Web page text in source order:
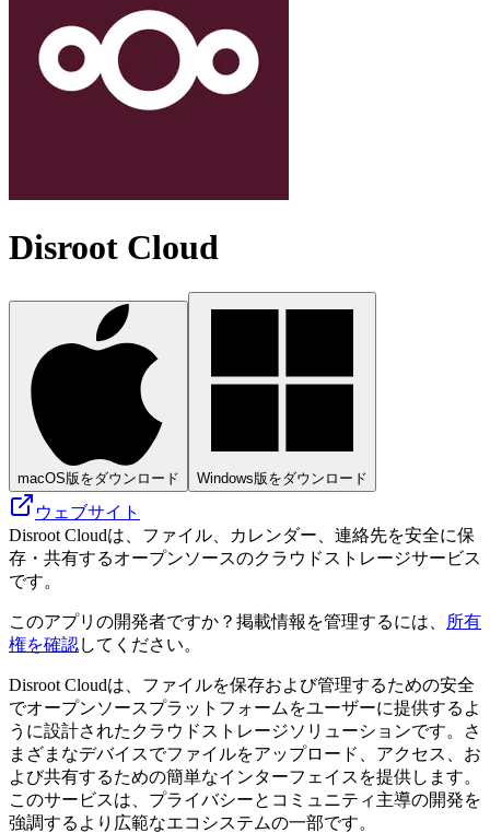
Disroot Cloud
macOS版をダウンロード Windows版をダウンロード
ウェブサイト
Disroot Cloudは、ファイル、カレンダー、連絡先を安全に保
存・共有するオープンソースのクラウドストレージサービス
です。
このアプリの開発者ですか？掲載情報を管理するには、
所有
権を確認してください。
Disroot Cloudは、ファイルを保存および管理するための安全
でオープンソースプラットフォームをユーザーに提供するよ
うに設計されたクラウドストレージソリューションです。さ
まざまなデバイスでファイルをアップロード、アクセス、お
よび共有するための簡単なインターフェイスを提供します。
このサービスは、プライバシーとコミュニティ主導の開発を
強調するより広範なエコシステムの一部です。